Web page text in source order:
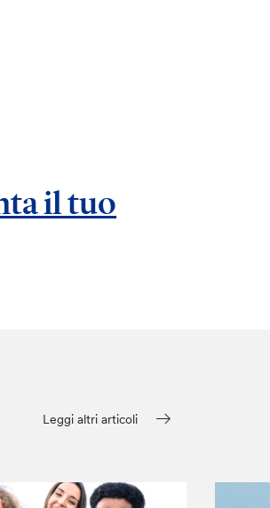
il tuo
Leggi altri articoli